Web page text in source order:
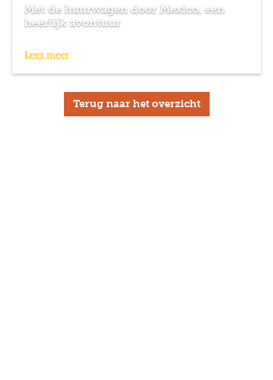
Met de huurwagen door Mexico, een
heerlijk avontuur
Lees meer
Terug naar het overzicht